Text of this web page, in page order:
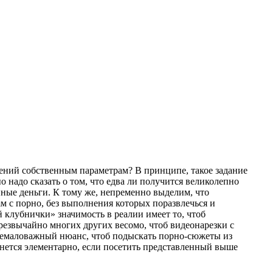
собственным параметрам? В принципе, такое задание
надо сказать о том, что едва ли получится великолепно
деньги. К тому же, непременно выделим, что
порно, без выполнения которых поразвлечься и
значимость в реалии имеет то, чтоб
многих других весомо, чтоб видеонарезки с
нюанс, чтоб подыскать порно-сюжеты из
элементарно, если посетить представленный выше